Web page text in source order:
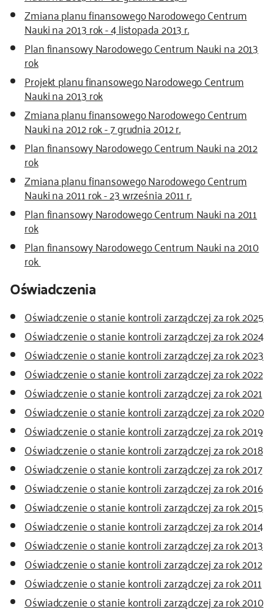
Zmiana planu finansowego Narodowego Centrum
Nauki na 2013 rok - 4 listopada 2013 r.
Plan finansowy Narodowego Centrum Nauki na 2013
rok
Projekt planu finansowego Narodowego Centrum
Nauki na 2013 rok
Zmiana planu finansowego Narodowego Centrum
Nauki na 2012 rok - 7 grudnia 2012 r.
Plan finansowy Narodowego Centrum Nauki na 2012
rok
Zmiana planu finansowego Narodowego Centrum
Nauki na 2011 rok - 23 września 2011 r.
Plan finansowy Narodowego Centrum Nauki na 2011
rok
Plan finansowy Narodowego Centrum Nauki na 2010
rok
Oświadczenia
Oświadczenie o stanie kontroli zarządczej za rok 2025
Oświadczenie o stanie kontroli zarządczej za rok 2024
Oświadczenie o stanie kontroli zarządczej za rok 2023
Oświadczenie o stanie kontroli zarządczej za rok 2022
Oświadczenie o stanie kontroli zarządczej za rok 2021
Oświadczenie o stanie kontroli zarządczej za rok 2020
Oświadczenie o stanie kontroli zarządczej za rok 2019
Oświadczenie o stanie kontroli zarządczej za rok 2018
Oświadczenie o stanie kontroli zarządczej za rok 2017
Oświadczenie o stanie kontroli zarządczej za rok 2016
Oświadczenie o stanie kontroli zarządczej za rok 2015
Oświadczenie o stanie kontroli zarządczej za rok 2014
Oświadczenie o stanie kontroli zarządczej za rok 2013
Oświadczenie o stanie kontroli zarządczej za rok 2012
Oświadczenie o stanie kontroli zarządczej za rok 2011
Oświadczenie o stanie kontroli zarządczej za rok 2010